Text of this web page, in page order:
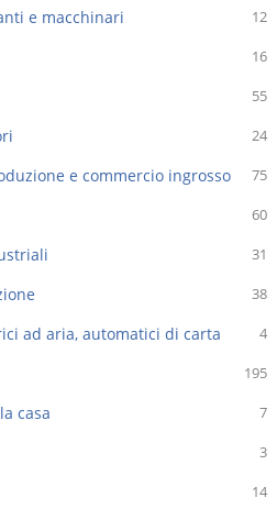
12
e macchinari
16
55
24
75
e commercio ingrosso
60
31
38
4
ad aria, automatici di carta
195
7
casa
3
14